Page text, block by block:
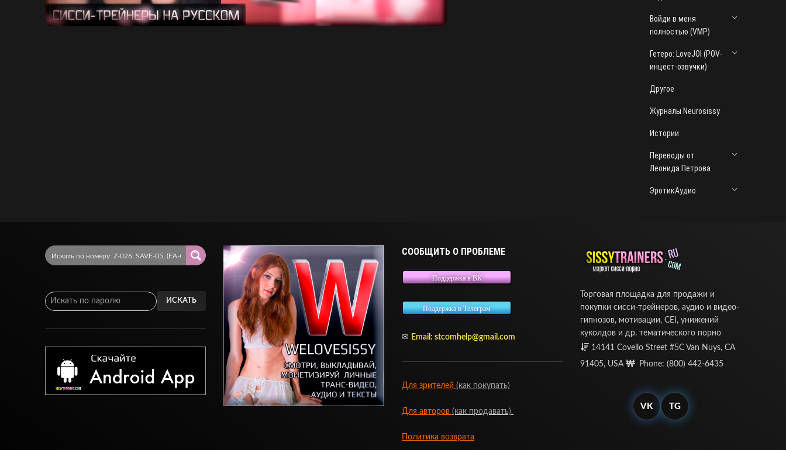
Войди в меня
полностью (VMP)
Гетеро: LoveJOI (POV-
инцест-озвучки)
Другое
Журналы Neurosissy
Истории
Переводы от
Леонида Петрова
ЭротикАудио
ИСКАТЬ
СООБЩИТЬ О ПРОБЛЕМЕ
Поддержка в ВК
Поддержка в Телеграм
✉ Email: stcomhelp@gmail.com
Для зрителей (как покупать)
Для авторов (как продавать)
Политика возврата
Торговая площадка для продажи и
покупки сисси-трейнеров, аудио и видео-
гипнозов, мотивации, CEI, унижений
куколдов и др. тематического порно
14141 Covello Street #5C Van Nuys, CA
91405, USA
Phone: (800) 442-6435
VK TG